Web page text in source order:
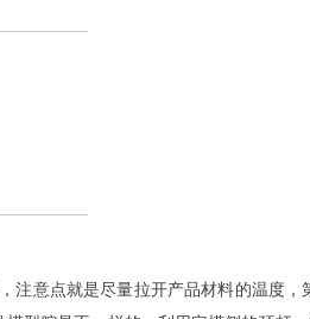
意点就是尽量拉开产品材料的温度，